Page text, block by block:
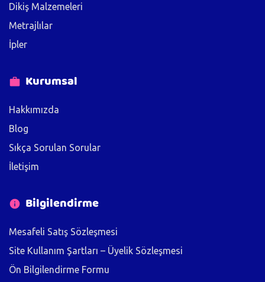
Dikiş Malzemeleri
Metrajlılar
İpler
Kurumsal
Hakkımızda
Blog
Sıkça Sorulan Sorular
İletişim
Bilgilendirme
Mesafeli Satış Sözleşmesi
Site Kullanım Şartları – Üyelik Sözleşmesi
Ön Bilgilendirme Formu